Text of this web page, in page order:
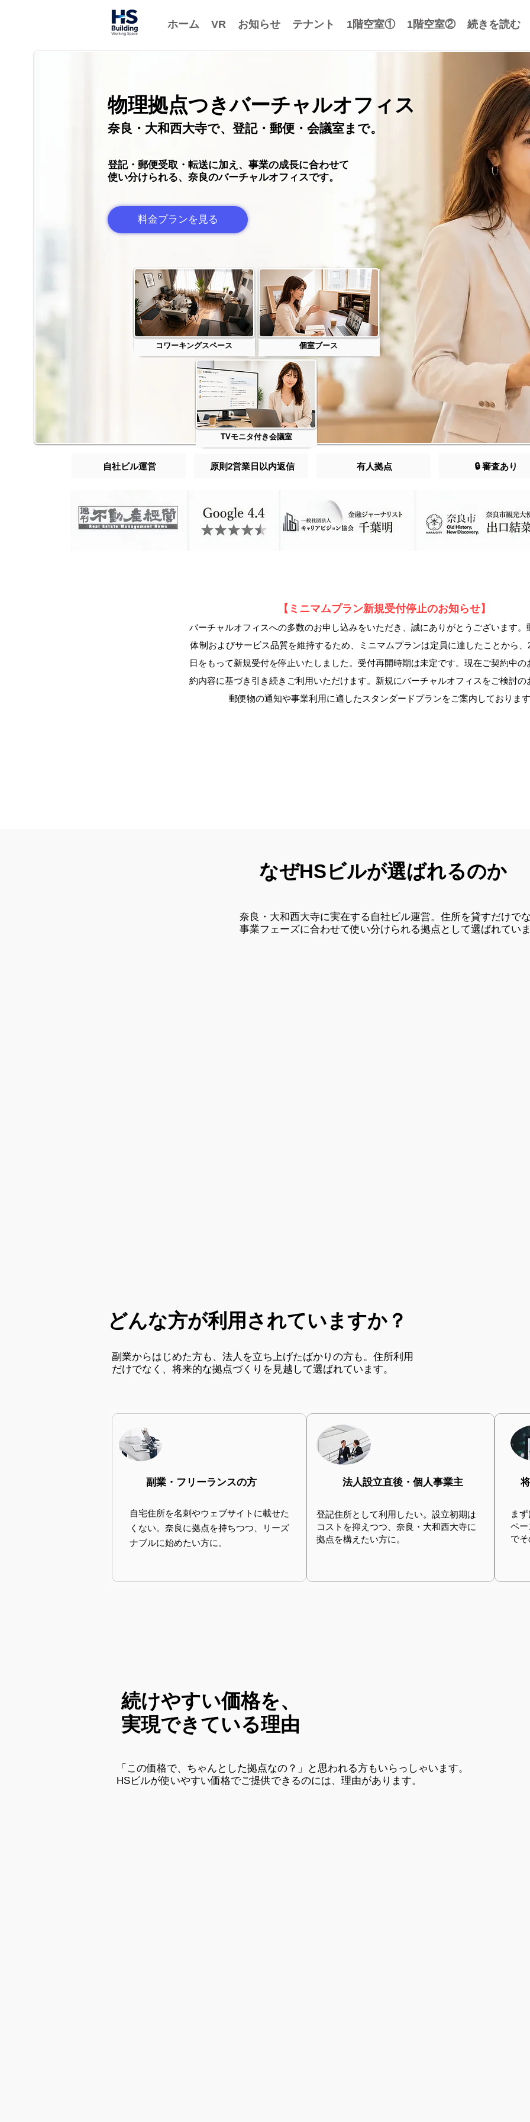
ホーム VR お知らせ テナント 1階空室① 1階空室② 続きを読む
登記・郵便受取・転送に加え、事業の成長に合わせて
使い分けられる、奈良のバーチャルオフィスです。
料金プランを見る
物理拠点つきバーチャルオフィス
奈良・大和西大寺で、登記・郵便・会議室まで。
自社ビル運営 原則2営業日以内返信 有人拠点 🔒 審査あり
コワーキングスペース 個室ブース
TVモニタ付き会議室
【ミニマムプラン新規受付停止のお知らせ】
バーチャルオフィスへの多数のお申し込みをいただき、誠にありがとうございます。
体制およびサービス品質を維持するため、ミニマムプランは定員に達したことから、
日をもって新規受付を停止いたしました。受付再開時期は未定です。現在ご契約中の
約内容に基づき引き続きご利用いただけます。新規にバーチャルオフィスをご検討の
郵便物の通知や事業利用に適したスタンダードプランをご案内しております
なぜHSビルが選ばれるのか
奈良・大和西大寺に実在する自社ビル運営。住所を貸すだけでな
事業フェーズに合わせて使い分けられる拠点として選ばれていま
どんな方が利用されていますか？
副業からはじめた方も、法人を立ち上げたばかりの方も。住所利用
だけでなく、将来的な拠点づくりを見越して選ばれています。
副業・フリーランスの方
自宅住所を名刺やウェブサイトに載せた
くない。奈良に拠点を持ちつつ、リーズ
ナブルに始めたい方に。
法人設立直後・個人事業主
登記住所として利用したい。設立初期は
コストを抑えつつ、奈良・大和西大寺に
拠点を構えたい方に。
ま
ペ
でそ
続けやすい価格を、
実現できている理由
「この価格で、ちゃんとした拠点なの？」と思われる方もいらっしゃいます。
HSビルが使いやすい価格でご提供できるのには、理由があります。